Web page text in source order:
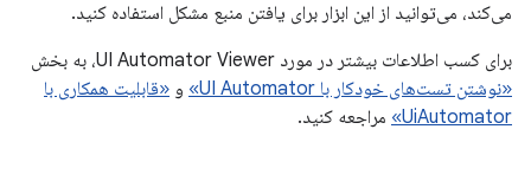
می‌کند، می‌توانید از این ابزار برای یافتن منبع مشکل استفاده کنید.
برای کسب اطلاعات بیشتر در مورد UI Automator Viewer، به بخش
«نوشتن تست‌های خودکار با UI Automator»
و «قابلیت همکاری با
UiAutomator»
مراجعه کنید.